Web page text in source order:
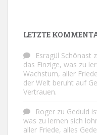
LETZTE
Esragül Schönast
das Einzige, was zu
Wachstum, aller
der Welt beruht auf
Vertrauen.
Roger zu Geduld
was zu lernen sich
aller Friede, alles